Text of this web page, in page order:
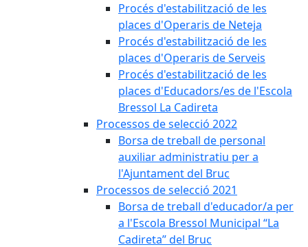
Procés d'estabilització de les
places d'Operaris de Neteja
Procés d'estabilització de les
places d'Operaris de Serveis
Procés d'estabilització de les
places d'Educadors/es de l'Escola
Bressol La Cadireta
Processos de selecció 2022
Borsa de treball de personal
auxiliar administratiu per a
l'Ajuntament del Bruc
Processos de selecció 2021
Borsa de treball d'educador/a per
a l'Escola Bressol Municipal “La
Cadireta” del Bruc